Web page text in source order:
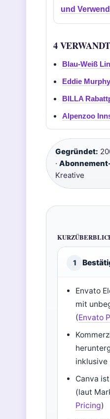
und
4
Blau-Weiß
Eddie
BILLA
Alpenzoo
Gegründet:
·
Kreative
1
Envato
mit
(Envato
inklusive
Canva
(laut
Pricing)